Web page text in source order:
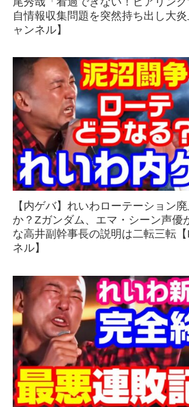
自情報収集問題を突然持ち出し大
ャンネル】
【内ゲバ】れいわローテーション
か？Zガンダム、エマ・シーン声優
な高井副幹事長の説明は二転三転
ネル】